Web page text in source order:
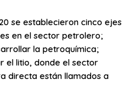
se establecieron cinco ejes
en el sector petrolero;
la petroquímica;
el litio, donde el sector
directa están llamados a